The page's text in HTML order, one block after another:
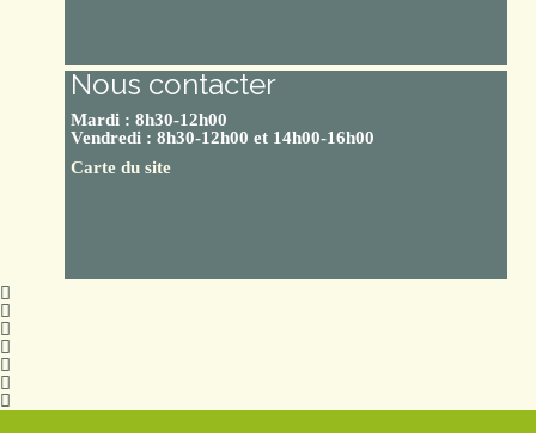
Nous contacter
Mardi : 8h30-12h00
Vendredi : 8h30-12h00 et 14h00-16h00
Carte du site